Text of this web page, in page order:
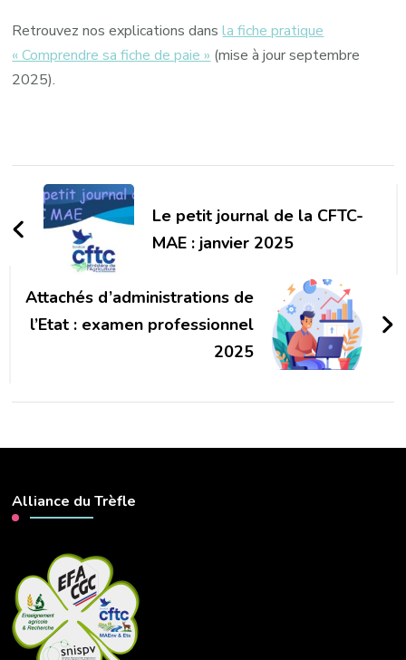
Retrouvez nos explications dansla fiche pratique
« Comprendre sa fiche de paie » (mise à jour septembre
2025).
Navigation
d'article
Le petit journal de la CFTC-
MAE : janvier 2025
Attachés d’administrations de
l’Etat : examen professionnel
2025
Alliance du Trèfle